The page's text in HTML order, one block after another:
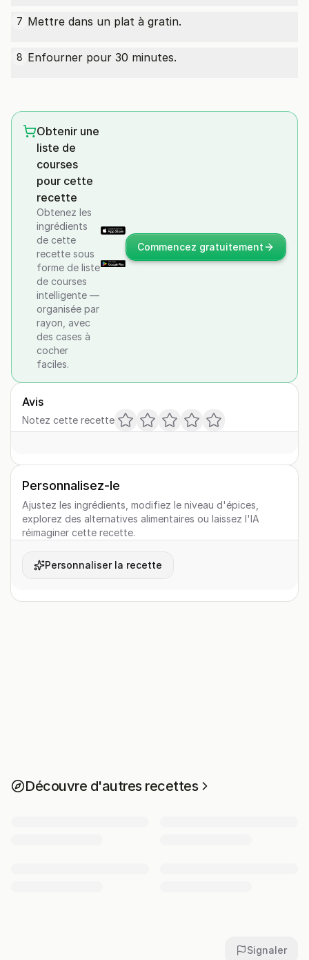
7 Mettre dans un plat à gratin.
8 Enfourner pour 30 minutes.
Obtenir une
liste de
courses
pour cette
recette
Obtenez les
ingrédients
de cette
recette sous
forme de liste
de courses
intelligente —
organisée par
rayon, avec
des cases à
cocher
faciles.
Commencez gratuitement
Avis
Notez cette recette
Personnalisez-le
Ajustez les ingrédients, modifiez le niveau d'épices,
explorez des alternatives alimentaires ou laissez l'IA
réimaginer cette recette.
Personnaliser la recette
Découvre d'autres recettes
Signaler